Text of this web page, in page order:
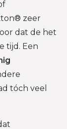
zeer
dat de het
tijd. Een
tóch veel